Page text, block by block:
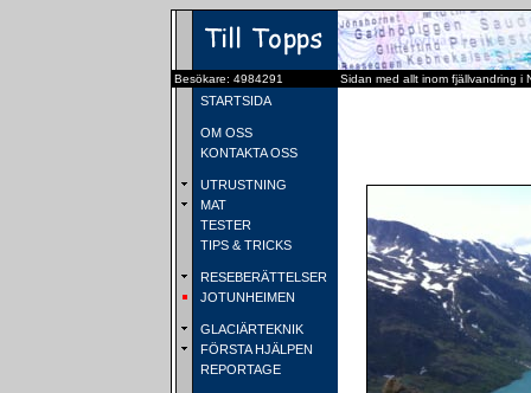
Besökare: 4984291 Sidan med allt inom fjällvandring i
STARTSIDA
OM OSS
KONTAKTA OSS
UTRUSTNING
MAT
TESTER
TIPS & TRICKS
RESEBERÄTTELSER
JOTUNHEIMEN
GLACIÄRTEKNIK
FÖRSTA HJÄLPEN
REPORTAGE